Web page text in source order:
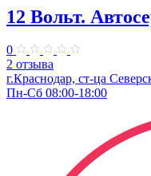
12 Вольт.
0
2 отзыва
г.Краснодар, ст-ца
Пн-Сб 08:00-18:00